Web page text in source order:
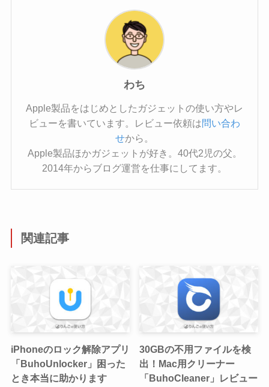
わち
Apple製品をはじめとしたガジェットの使い方やレ
ビューを書いています。レビュー依頼は問い合わ
せから。
Apple製品ほかガジェットが好き。40代2児の父。
2014年からブログ運営を仕事にしてます。
関連記事
iPhoneのロック解除アプリ
「BuhoUnlocker」困った
とき本当に助かります
30GBの不用ファイルを検
出！Mac用クリーナー
「BuhoCleaner」レビュー